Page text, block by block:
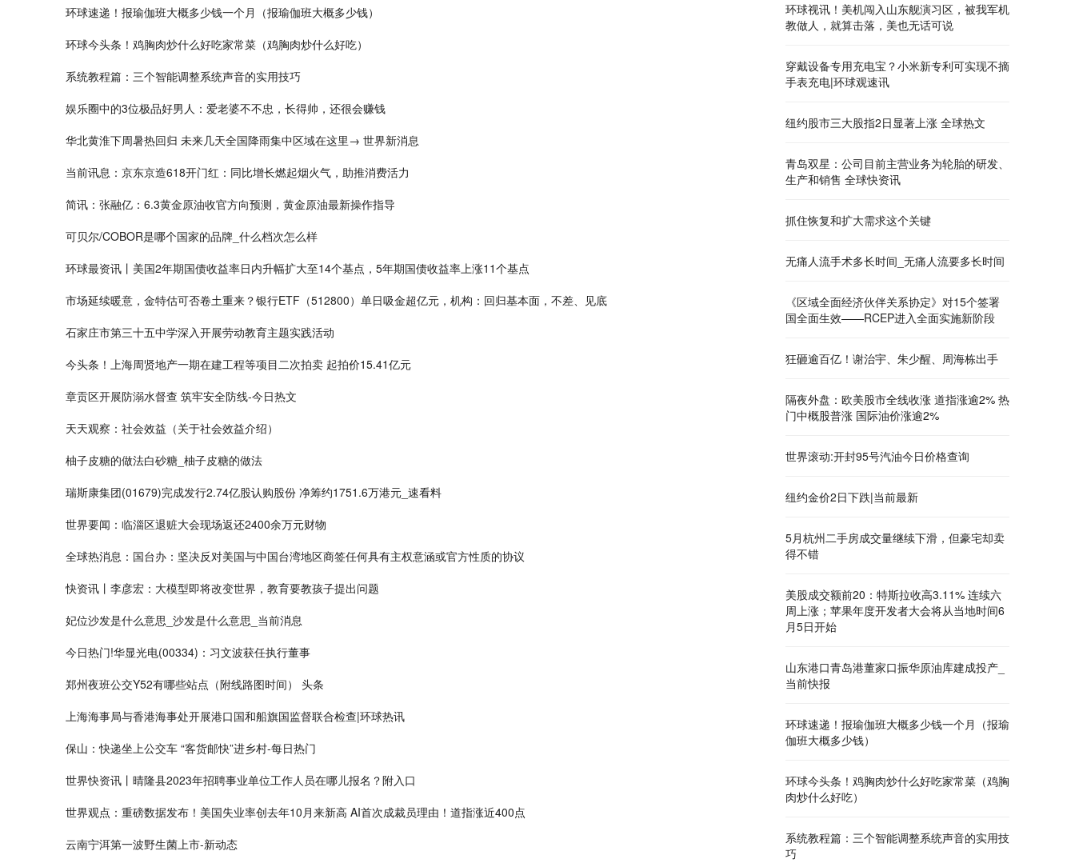
环球速递！报瑜伽班大概多少钱一个月（报瑜伽班大概多少钱）
环球今头条！鸡胸肉炒什么好吃家常菜（鸡胸肉炒什么好吃）
系统教程篇：三个智能调整系统声音的实用技巧
娱乐圈中的3位极品好男人：爱老婆不不忠，长得帅，还很会赚钱
华北黄淮下周暑热回归 未来几天全国降雨集中区域在这里→ 世界新消息
当前讯息：京东京造618开门红：同比增长燃起烟火气，助推消费活力
简讯：张融亿：6.3黄金原油收官方向预测，黄金原油最新操作指导
可贝尔/COBOR是哪个国家的品牌_什么档次怎么样
环球最资讯丨美国2年期国债收益率日内升幅扩大至14个基点，5年期国债收益率上涨11个基点
市场延续暖意，金特估可否卷土重来？银行ETF（512800）单日吸金超亿元，机构：回归基本面，不差、见底
石家庄市第三十五中学深入开展劳动教育主题实践活动
今头条！上海周贤地产一期在建工程等项目二次拍卖 起拍价15.41亿元
章贡区开展防溺水督查 筑牢安全防线-今日热文
天天观察：社会效益（关于社会效益介绍）
柚子皮糖的做法白砂糖_柚子皮糖的做法
瑞斯康集团(01679)完成发行2.74亿股认购股份 净筹约1751.6万港元_速看料
世界要闻：临淄区退赃大会现场返还2400余万元财物
全球热消息：国台办：坚决反对美国与中国台湾地区商签任何具有主权意涵或官方性质的协议
快资讯丨李彦宏：大模型即将改变世界，教育要教孩子提出问题
妃位沙发是什么意思_沙发是什么意思_当前消息
今日热门!华显光电(00334)：习文波获任执行董事
郑州夜班公交Y52有哪些站点（附线路图时间） 头条
上海海事局与香港海事处开展港口国和船旗国监督联合检查|环球热讯
保山：快递坐上公交车 “客货邮快”进乡村-每日热门
世界快资讯丨晴隆县2023年招聘事业单位工作人员在哪儿报名？附入口
世界观点：重磅数据发布！美国失业率创去年10月来新高 AI首次成裁员理由！道指涨近400点
云南宁洱第一波野生菌上市-新动态
环球视讯！美机闯入山东舰演习区，被我军机
教做人，就算击落，美也无话可说
穿戴设备专用充电宝？小米新专利可实现不摘
手表充电|环球观速讯
纽约股市三大股指2日显著上涨 全球热文
青岛双星：公司目前主营业务为轮胎的研发、
生产和销售 全球快资讯
抓住恢复和扩大需求这个关键
无痛人流手术多长时间_无痛人流要多长时间
《区域全面经济伙伴关系协定》对15个签署
国全面生效——RCEP进入全面实施新阶段
狂砸逾百亿！谢治宇、朱少醒、周海栋出手
隔夜外盘：欧美股市全线收涨 道指涨逾2% 热
门中概股普涨 国际油价涨逾2%
世界滚动:开封95号汽油今日价格查询
纽约金价2日下跌|当前最新
5月杭州二手房成交量继续下滑，但豪宅却卖
得不错
美股成交额前20：特斯拉收高3.11% 连续六
周上涨；苹果年度开发者大会将从当地时间6
月5日开始
山东港口青岛港董家口振华原油库建成投产_
当前快报
环球速递！报瑜伽班大概多少钱一个月（报瑜
伽班大概多少钱）
环球今头条！鸡胸肉炒什么好吃家常菜（鸡胸
肉炒什么好吃）
系统教程篇：三个智能调整系统声音的实用技
巧